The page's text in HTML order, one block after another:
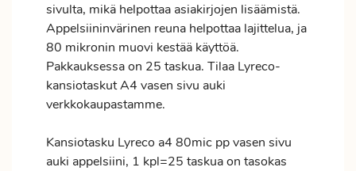
sivulta, mikä helpottaa asiakirjojen lisäämistä.
Appelsiininvärinen reuna helpottaa lajittelua, ja
80 mikronin muovi kestää käyttöä.
Pakkauksessa on 25 taskua. Tilaa Lyreco-
kansiotaskut A4 vasen sivu auki
verkkokaupastamme.
Kansiotasku Lyreco a4 80mic pp vasen sivu
auki appelsiini, 1 kpl=25 taskua on tasokas